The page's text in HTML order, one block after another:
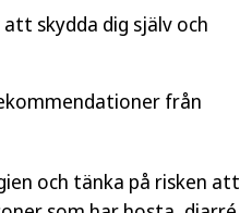
skydda dig själv och
från
och tänka på risken att